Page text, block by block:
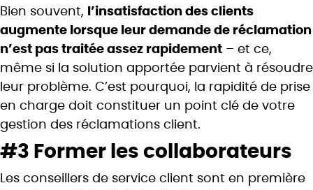
Bien souvent,
l’insatisfaction des clients
augmente lorsque leur demande de réclamation
n’est pas traitée assez rapidement – et ce,
même si la solution apportée parvient à résoudre
leur problème. C’est pourquoi, la rapidité de prise
en charge doit constituer un point clé de votre
gestion des réclamations client.
#3 Former les collaborateurs
Les conseillers de service client sont en première